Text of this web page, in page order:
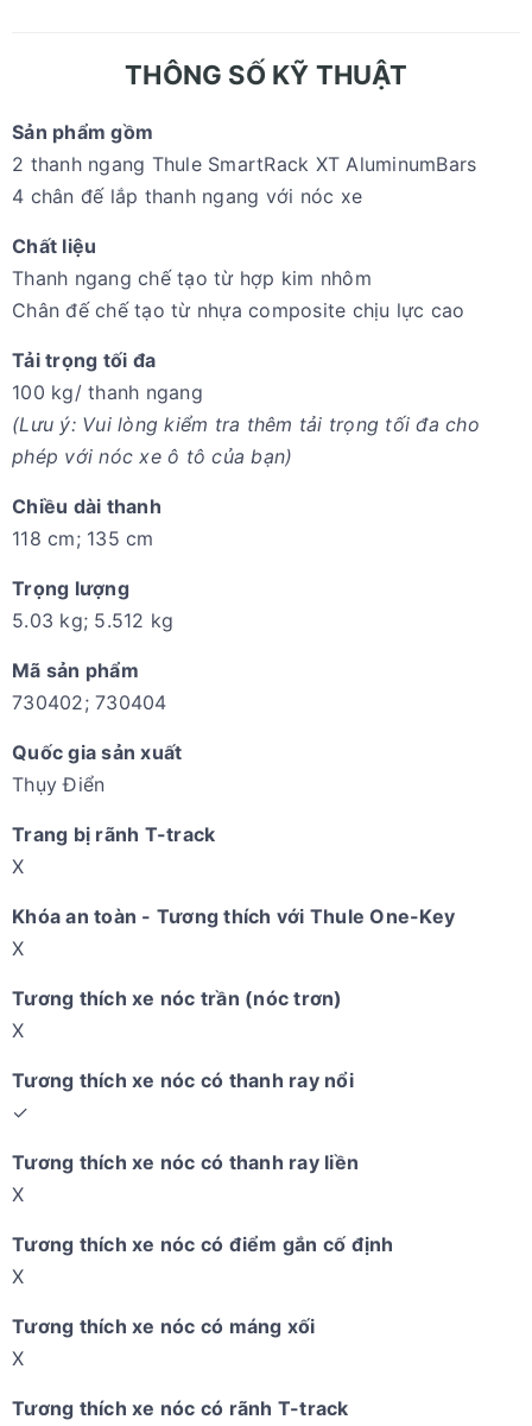
THÔNG SỐ KỸ THUẬT
Sản phẩm gồm
2 thanh ngang Thule SmartRack XT AluminumBars
4 chân đế lắp thanh ngang với nóc xe
Chất liệu
Thanh ngang chế tạo từ hợp kim nhôm
Chân đế chế tạo từ nhựa composite chịu lực cao
Tải trọng tối đa
100 kg/ thanh ngang
(Lưu ý: Vui lòng kiểm tra thêm tải trọng tối đa cho
phép với nóc xe ô tô của bạn)
Chiều dài thanh
118 cm; 135 cm
Trọng lượng
5.03 kg; 5.512 kg
Mã sản phẩm
730402; 730404
Quốc gia sản xuất
Thụy Điển
Trang bị rãnh T-track
X
Khóa an toàn - Tương thích với Thule One-Key
X
Tương thích xe nóc trần (nóc trơn)
X
Tương thích xe nóc có thanh ray nổi
✓
Tương thích xe nóc có thanh ray liền
X
Tương thích xe nóc có điểm gắn cố định
X
Tương thích xe nóc có máng xối
X
Tương thích xe nóc có rãnh T-track